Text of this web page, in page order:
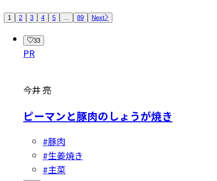
1 2 3 4 5 89 Next
33
PR
今井 亮
ピーマンと豚肉のしょうが焼き
#豚肉
#生姜焼き
#主菜